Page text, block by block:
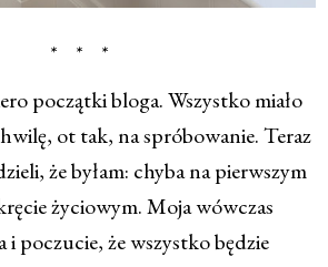
* * *
początki bloga. Wszystko miało
ot tak, na spróbowanie. Teraz
że byłam: chyba na pierwszym
życiowym. Moja wówczas
i poczucie, że wszystko będzie